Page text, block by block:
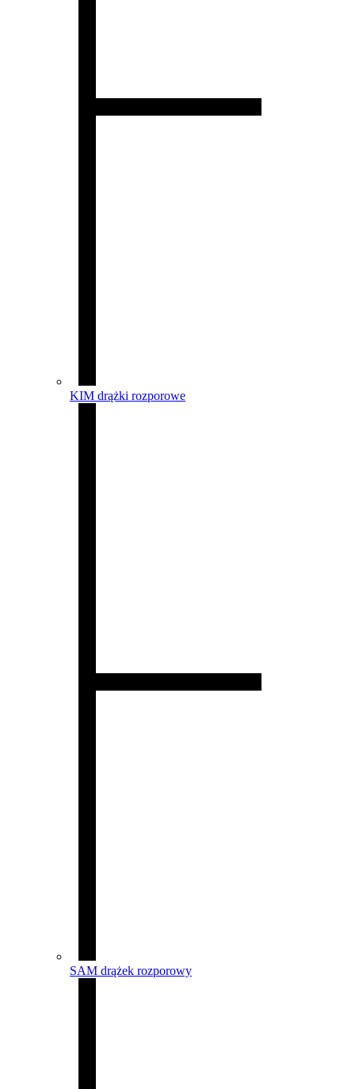
KIM drążki rozporowe
SAM drążek rozporowy